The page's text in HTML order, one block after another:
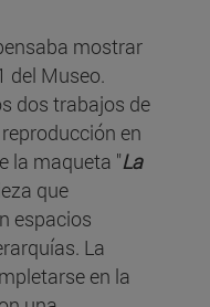
mostrar
del Museo.
dos trabajos de
en
la maqueta "La
que
espacios
La
en la